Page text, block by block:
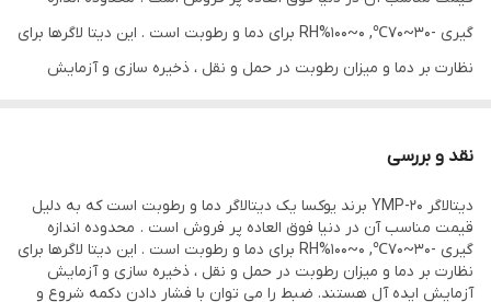
نوع سنجش رطوبت , دما
ویژگی‌های تجهیزات تامین انرژی با باتری
گیری -30~70℃, 0~100%RH برای دما و رطوبت است . این دیتا لاگرها برای
نظارت بر دما و میزان رطوبت در حمل و نقل ، ذخیره سازی و آزمایش
درایور گزارش های PDF را دریافت کند.
نقد و بررسی
دیتالاگر YMP-20 برند یوکسا یک دیتالاگر دما و رطوبت است که به دلیل
قیمت مناسب آن در دنیا فوق العاده پر فروش است . محدوده اندازه
گیری -30~70℃, 0~100%RH برای دما و رطوبت است . این دیتا لاگرها برای
نظارت بر دما و میزان رطوبت در حمل و نقل ، ذخیره سازی و آزمایش
آزمایش ایده آل هستند. ضبط را می توان با فشار دادن دکمه شروع و